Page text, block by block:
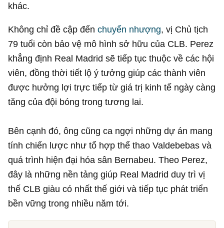
khác.
Không chỉ đề cập đếnchuyển nhượng, vị Chủ tịch
79 tuổi còn bảo vệ mô hình sở hữu của CLB. Perez
khẳng định Real Madrid sẽ tiếp tục thuộc về các hội
viên, đồng thời tiết lộ ý tưởng giúp các thành viên
được hưởng lợi trực tiếp từ giá trị kinh tế ngày càng
tăng của đội bóng trong tương lai.
Bên cạnh đó, ông cũng ca ngợi những dự án mang
tính chiến lược như tổ hợp thể thao Valdebebas và
quá trình hiện đại hóa sân Bernabeu. Theo Perez,
đây là những nền tảng giúp Real Madrid duy trì vị
thế CLB giàu có nhất thế giới và tiếp tục phát triển
bền vững trong nhiều năm tới.